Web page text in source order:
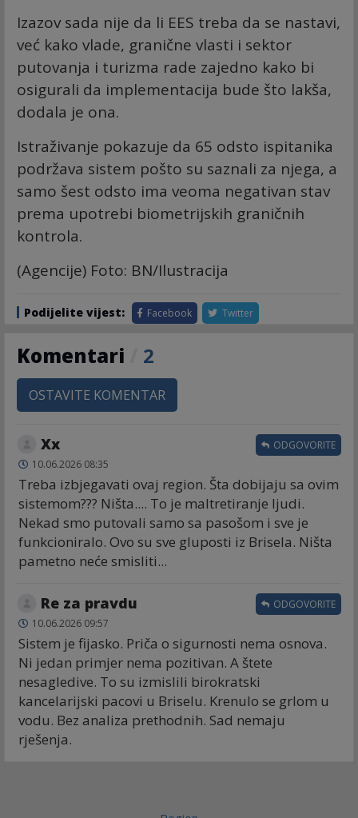
Izazov sada nije da li EES treba da se nastavi,
već kako vlade, granične vlasti i sektor
putovanja i turizma rade zajedno kako bi
osigurali da implementacija bude što lakša,
dodala je ona.
Istraživanje pokazuje da 65 odsto ispitanika
podržava sistem pošto su saznali za njega, a
samo šest odsto ima veoma negativan stav
prema upotrebi biometrijskih graničnih
kontrola.
(Agencije) Foto: BN/Ilustracija
Podijelite vijest: Facebook Twitter
Komentari 2
OSTAVITE KOMENTAR
Xx
10.06.2026 08:35
Treba izbjegavati ovaj region. Šta dobijaju sa ovim
sistemom??? Ništa.... To je maltretiranje ljudi.
Nekad smo putovali samo sa pasošom i sve je
funkcioniralo. Ovo su sve gluposti iz Brisela. Ništa
pametno neće smisliti...
ODGOVORITE
Re za pravdu
10.06.2026 09:57
Sistem je fijasko. Priča o sigurnosti nema osnova.
Ni jedan primjer nema pozitivan. A štete
nesagledive. To su izmislili birokratski
kancelarijski pacovi u Briselu. Krenulo se grlom u
vodu. Bez analiza prethodnih. Sad nemaju
rješenja.
ODGOVORITE